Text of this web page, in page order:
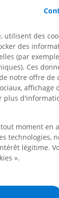
utilisent des
des
(par
Ces
notre offre de
affichage
plus
moment en
technologies,
légitime.
».